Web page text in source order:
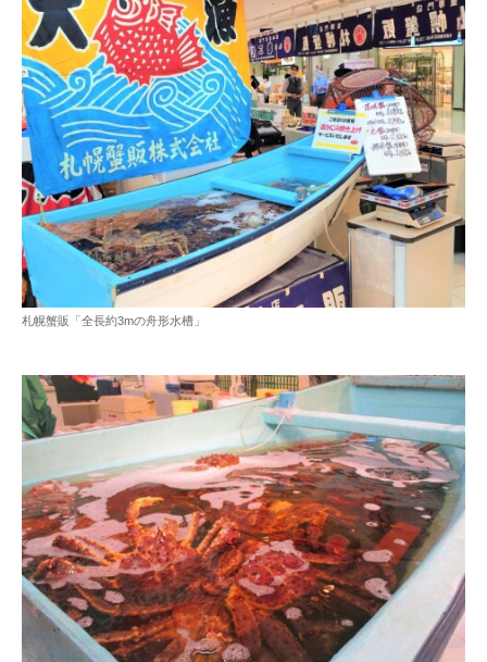
札幌蟹販「全長約3mの舟形水槽」